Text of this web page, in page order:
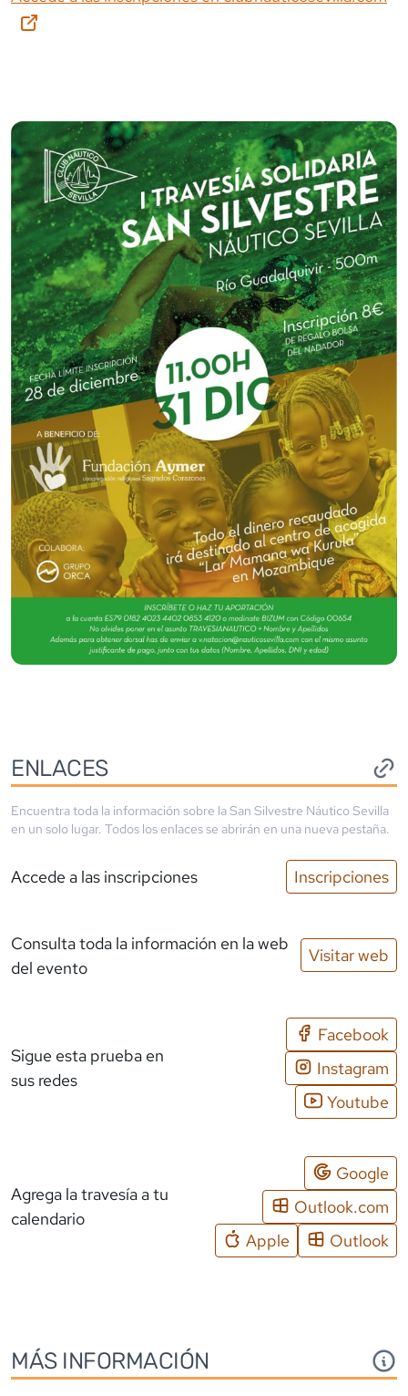
ENLACES
Encuentra toda la información sobre laSan Silvestre Náutico Sevilla
en un solo lugar. Todos los enlaces se abrirán en una nueva pestaña.
Accede a las inscripciones Inscripciones
Consulta toda la información en la web
del evento
Visitar web
Sigue esta prueba en
sus redes
Facebook
Instagram
Youtube
Agrega la travesía a tu
calendario
Google
Outlook.com
Apple
Outlook
MÁS INFORMACIÓN